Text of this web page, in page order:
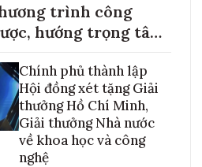
trình công
hướng trọng tâm
Chính phủ thành lập
Hội đồng xét tặng Giải
thưởng Hồ Chí Minh,
Giải thưởng Nhà nước
về khoa học và công
nghệ